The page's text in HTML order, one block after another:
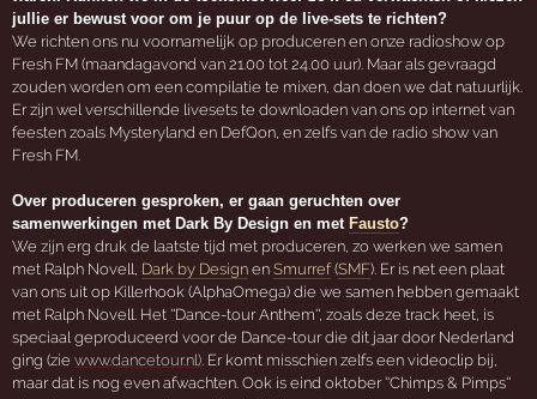
jullie er bewust voor om je puur op de live-sets te richten?
We richten ons nu voornamelijk op produceren en onze radioshow op
Fresh FM (maandagavond van 21.00 tot 24.00 uur). Maar als gevraagd
zouden worden om een compilatie te mixen, dan doen we dat natuurlijk.
Er zijn wel verschillende livesets te downloaden van ons op internet van
feesten zoals Mysteryland en DefQon, en zelfs van de radio show van
Fresh FM.
Over produceren gesproken, er gaan geruchten over
samenwerkingen met Dark By Design en met Fausto?
We zijn erg druk de laatste tijd met produceren, zo werken we samen
met Ralph Novell, Dark by Design enSmurref(SMF). Er is net een plaat
van ons uit op Killerhook (AlphaOmega) die we samen hebben gemaakt
met Ralph Novell. Het ''Dance-tour Anthem'', zoals deze track heet, is
speciaal geproduceerd voor de Dance-tour die dit jaar door Nederland
ging (ziewww.dancetour.nl). Er komt misschien zelfs een videoclip bij,
maar dat is nog even afwachten. Ook is eind oktober ''Chimps & Pimps''